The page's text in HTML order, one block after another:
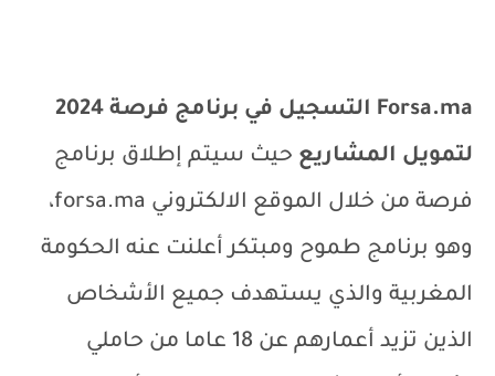
Forsa.ma
التسجيل في برنامج فرصة 2024
لتمويل المشاريع حيث سيتم إطلاق برنامج
فرصة من خلال الموقع الالكتروني forsa.ma،
وهو برنامج طموح ومبتكر أعلنت عنه الحكومة
المغربية والذي يستهدف جميع الأشخاص
الذين تزيد أعمارهم عن 18 عاما من حاملي